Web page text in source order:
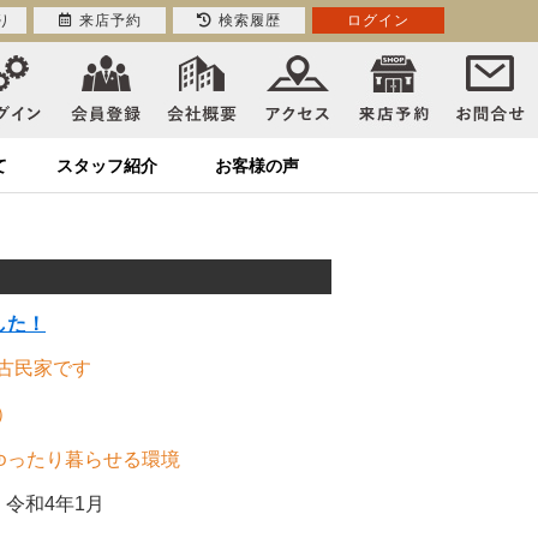
スタッフ紹介 お客様の声
！
民家です
たり暮らせる環境
和4年1月
来店予約 検索履歴 ログイン